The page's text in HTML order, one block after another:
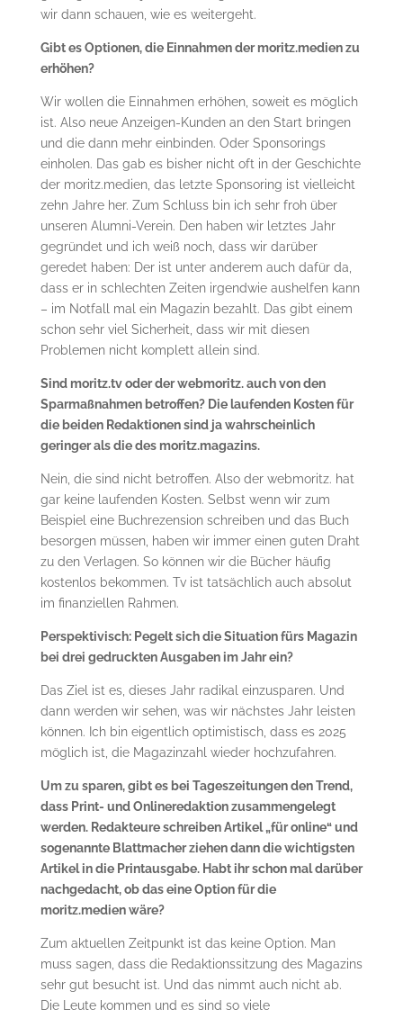
wir dann schauen, wie es weitergeht.
Gibt es Optionen, die Einnahmen der moritz.medien zu
erhöhen?
Wir wollen die Einnahmen erhöhen, soweit es möglich
ist. Also neue Anzeigen-Kunden an den Start bringen
und die dann mehr einbinden. Oder Sponsorings
einholen. Das gab es bisher nicht oft in der Geschichte
der moritz.medien, das letzte Sponsoring ist vielleicht
zehn Jahre her. Zum Schluss bin ich sehr froh über
unseren Alumni-Verein. Den haben wir letztes Jahr
gegründet und ich weiß noch, dass wir darüber
geredet haben: Der ist unter anderem auch dafür da,
dass er in schlechten Zeiten irgendwie aushelfen kann
– im Notfall mal ein Magazin bezahlt. Das gibt einem
schon sehr viel Sicherheit, dass wir mit diesen
Problemen nicht komplett allein sind.
Sind moritz.tv oder der webmoritz. auch von den
Sparmaßnahmen betroffen? Die laufenden Kosten für
die beiden Redaktionen sind ja wahrscheinlich
geringer als die des moritz.magazins.
Nein, die sind nicht betroffen. Also der webmoritz. hat
gar keine laufenden Kosten. Selbst wenn wir zum
Beispiel eine Buchrezension schreiben und das Buch
besorgen müssen, haben wir immer einen guten Draht
zu den Verlagen. So können wir die Bücher häufig
kostenlos bekommen. Tv ist tatsächlich auch absolut
im finanziellen Rahmen.
Perspektivisch: Pegelt sich die Situation fürs Magazin
bei drei gedruckten Ausgaben im Jahr ein?
Das Ziel ist es, dieses Jahr radikal einzusparen. Und
dann werden wir sehen, was wir nächstes Jahr leisten
können. Ich bin eigentlich optimistisch, dass es 2025
möglich ist, die Magazinzahl wieder hochzufahren.
Um zu sparen, gibt es bei Tageszeitungen den Trend,
dass Print- und Onlineredaktion zusammengelegt
werden. Redakteure schreiben Artikel „für online“ und
sogenannte Blattmacher ziehen dann die wichtigsten
Artikel in die Printausgabe. Habt ihr schon mal darüber
nachgedacht, ob das eine Option für die
moritz.medien wäre?
Zum aktuellen Zeitpunkt ist das keine Option. Man
muss sagen, dass die Redaktionssitzung des Magazins
sehr gut besucht ist. Und das nimmt auch nicht ab.
Die Leute kommen und es sind so viele